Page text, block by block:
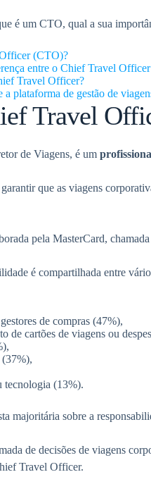
é um CTO, qual a sua
(CTO)?
entre o Chief Travel
Travel Officer?
plataforma de gestão de
Travel
de Viagens, é um
que as viagens
pela MasterCard,
é compartilhada entre
de compras (47%),
de cartões de viagens ou
(37%),
tecnologia (13%).
majoritária sobre a
de decisões de viagens
Travel Officer.